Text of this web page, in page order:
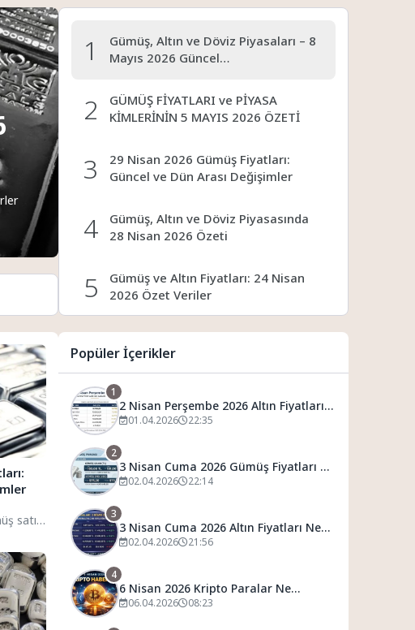
1
Gümüş, Altın ve Döviz Piyasaları – 8
Mayıs 2026 Güncel…
2
GÜMÜŞ FİYATLARI ve PİYASA
KİMLERİNİN 5 MAYIS 2026 ÖZETİ
3
29 Nisan 2026 Gümüş Fiyatları:
Güncel ve Dün Arası Değişimler
4
Gümüş, Altın ve Döviz Piyasasında
28 Nisan 2026 Özeti
5
Gümüş ve Altın Fiyatları: 24 Nisan
2026 Özet Veriler
6
22 Nisan 2026 Gümüş ve Finansal
Veriler
7
GÜMÜŞ, ALTIN VE DÖVİZ: 21 NİSAN
2026 GÜNCEL VERİLERİNİN ÖZETİ
8
Barış rüzgarı gümüşe de esti: Geride
bıraktılar
satış
Popüler İçerikler
1
2 Nisan Perşembe 2026 Altın Fiyatları
Ne Kadar Oldu?
01.04.2026 22:35
2
3 Nisan Cuma 2026 Gümüş Fiyatları Ne
Kadar Oldu?
02.04.2026 22:14
3
3 Nisan Cuma 2026 Altın Fiyatları Ne
Kadar Oldu?
02.04.2026 21:56
4
6 Nisan 2026 Kripto Paralar Ne
Durumda?
06.04.2026 08:23